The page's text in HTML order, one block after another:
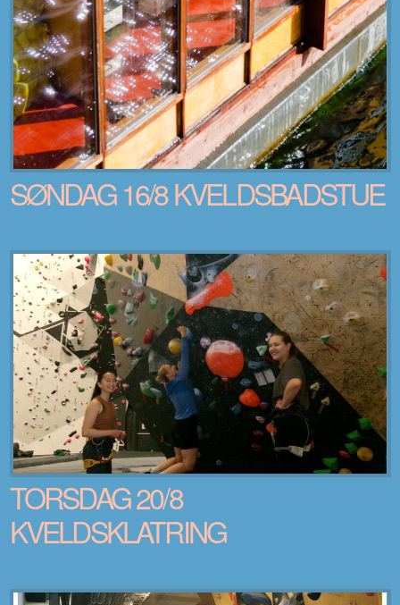
SØNDAG 16/8 KVELDSBADSTUE
TORSDAG 20/8
KVELDSKLATRING